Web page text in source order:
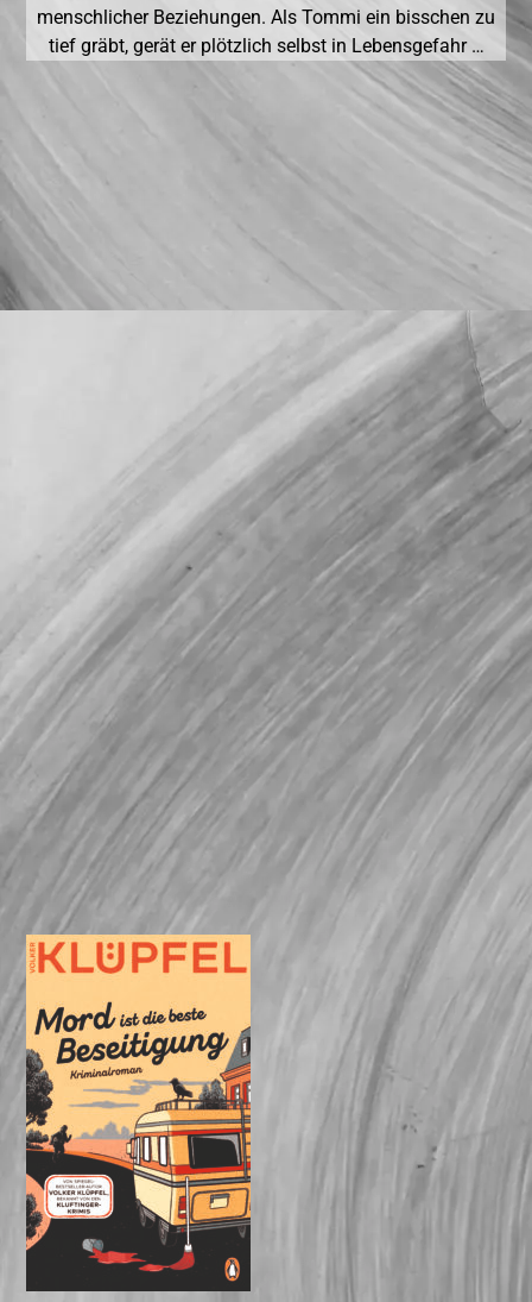
menschlicher Beziehungen. Als Tommi ein bisschen zu
tief gräbt, gerät er plötzlich selbst in Lebensgefahr …